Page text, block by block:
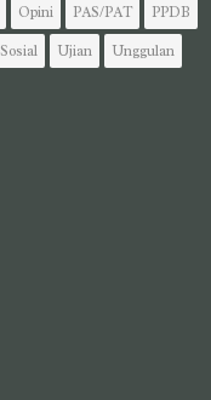
Opini PAS/PAT
PPDB
Sosial Ujian
Unggulan